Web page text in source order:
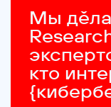
Мы
кто